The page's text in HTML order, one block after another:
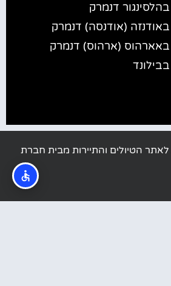
דנמרק
(אודנסה) דנמרק
באארהוס (ארהוס) דנמרק
לאתר הטיולים והתיירות מבית חברת